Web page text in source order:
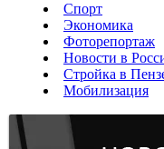
Спорт
Экономика
Фоторепортаж
Новости в
Стройка в
Мобилизация